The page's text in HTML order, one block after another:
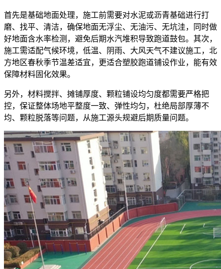
首先是基础地面处理，施工前需要对水泥或沥青基础进行打
磨、找平、清洁，确保地面无浮尘、无油污、无坑洼，同时做
好地面含水率检测，避免后期水汽堆积导致跑道鼓包。其次，
施工需适配气候环境，低温、阴雨、大风天气不建议施工，北
方地区春秋季节温差适宜，更适合塑胶跑道铺设作业，能有效
保障材料固化效果。
另外，材料搅拌、摊铺厚度、颗粒铺设均匀度都需要严格把
控，保证整体场地平整度一致、弹性均匀，杜绝局部厚薄不
均、颗粒脱落等问题，从施工源头规避后期质量问题。